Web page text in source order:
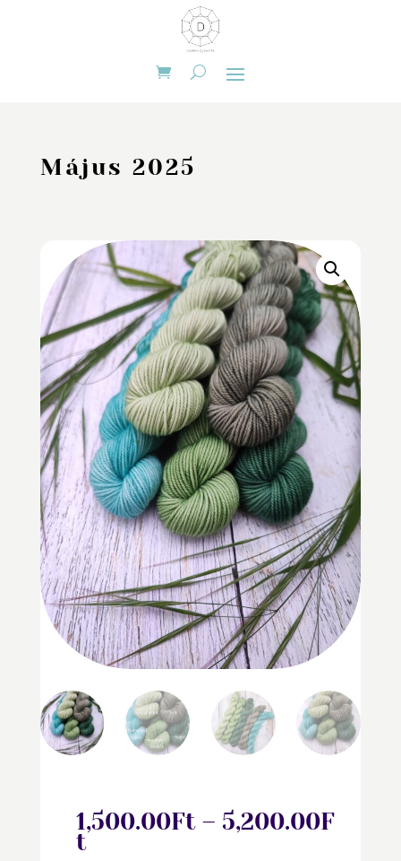
Május 2025
1,500.00Ft – 5,200.00F
tÁrtartomány: